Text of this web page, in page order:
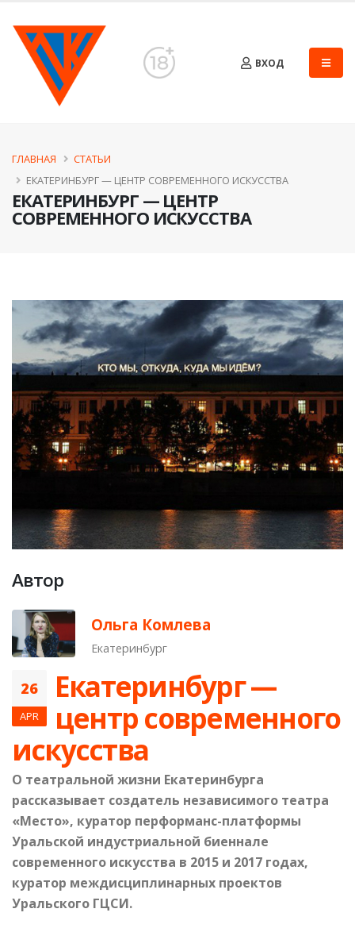
ВХОД
ЕКАТЕРИНБУРГ — ЦЕНТР
СОВРЕМЕННОГО ИСКУССТВА
ГЛАВНАЯ
СТАТЬИ
ЕКАТЕРИНБУРГ — ЦЕНТР СОВРЕМЕННОГО ИСКУССТВА
Автор
Ольга Комлева
Екатеринбург
26
APR
Екатеринбург —
центр современного
искусства
О театральной жизни Екатеринбурга
рассказывает создатель независимого театра
«Место», куратор перформанс-платформы
Уральской индустриальной биеннале
современного искусства в 2015 и 2017 годах,
куратор междисциплинарных проектов
Уральского ГЦСИ.